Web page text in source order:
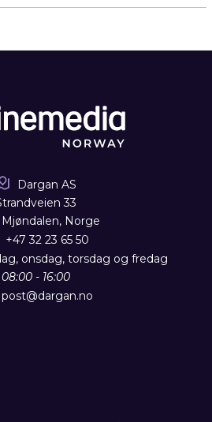
Dargan AS
33
Norge
+47 32 23 65 50
onsdag, torsdag og fredag
08:00 - 16:00
post@dargan.no